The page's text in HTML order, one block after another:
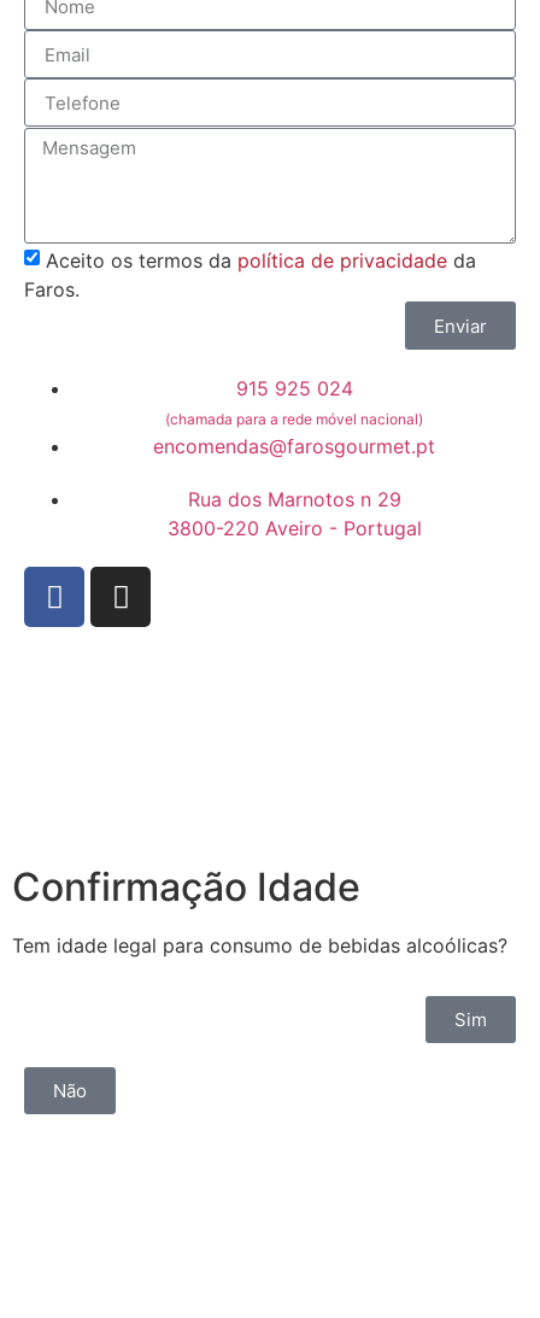
Aceito os termos da política de privacidade da
Faros.
Enviar
915 925 024
(chamada para a rede móvel nacional)
encomendas@farosgourmet.pt
Rua dos Marnotos n 29
3800-220 Aveiro - Portugal
Confirmação Idade
Tem idade legal para consumo de bebidas alcoólicas?
Sim
Não